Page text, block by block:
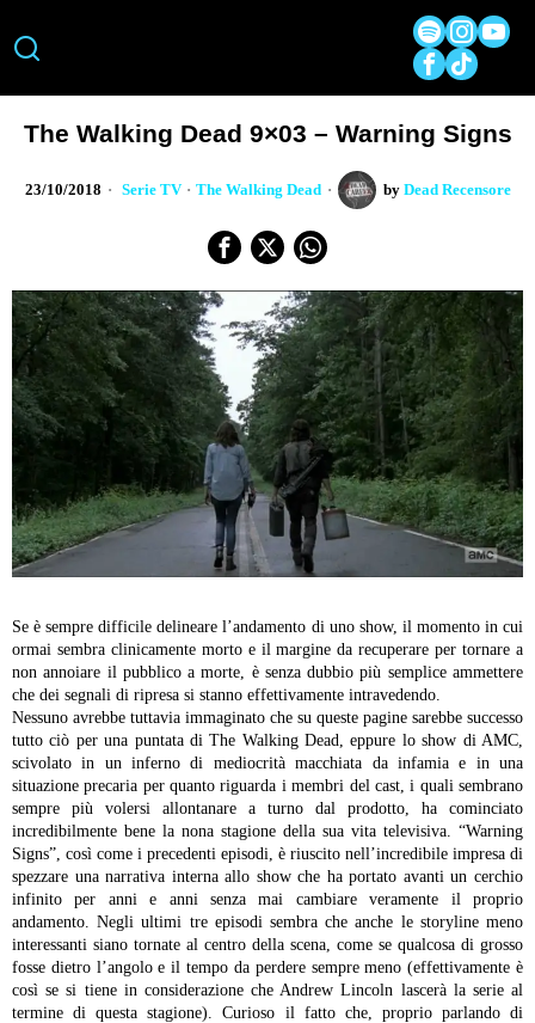
The Walking Dead 9×03 – Warning Signs
23/10/2018 Serie TV · The Walking Dead by Dead Recensore
Se è sempre difficile delineare l’andamento di uno show, il momento in cui
ormai sembra clinicamente morto e il margine da recuperare per tornare a
non annoiare il pubblico a morte, è senza dubbio più semplice ammettere
che dei segnali di ripresa si stanno effettivamente intravedendo.
Nessuno avrebbe tuttavia immaginato che su queste pagine sarebbe successo
tutto ciò per una puntata di The Walking Dead, eppure lo show di AMC,
scivolato in un inferno di mediocrità macchiata da infamia e in una
situazione precaria per quanto riguarda i membri del cast, i quali sembrano
sempre più volersi allontanare a turno dal prodotto, ha cominciato
incredibilmente bene la nona stagione della sua vita televisiva.
“Warning
Signs”, così come i precedenti episodi, è riuscito nell’incredibile impresa di
spezzare una narrativa interna allo show che ha portato avanti un cerchio
infinito per anni e anni senza mai cambiare veramente il proprio
andamento. Negli ultimi tre episodi sembra che anche le storyline meno
interessanti siano tornate al centro della scena, come se qualcosa di grosso
fosse dietro l’angolo e il tempo da perdere sempre meno (effettivamente è
così se si tiene in considerazione che Andrew Lincoln lascerà la serie al
termine di questa stagione).
Curioso il fatto che, proprio parlando di